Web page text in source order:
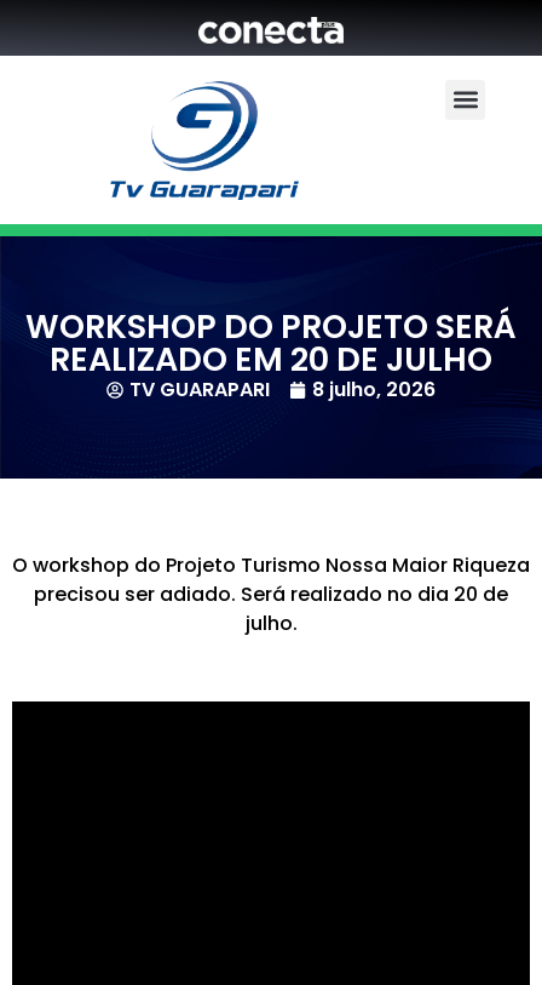
WORKSHOP DO PROJETO SERÁ
REALIZADO EM 20 DE JULHO
TV GUARAPARI 8 julho, 2026
O workshop do Projeto Turismo Nossa Maior Riqueza
precisou ser adiado. Será realizado no dia 20 de
julho.